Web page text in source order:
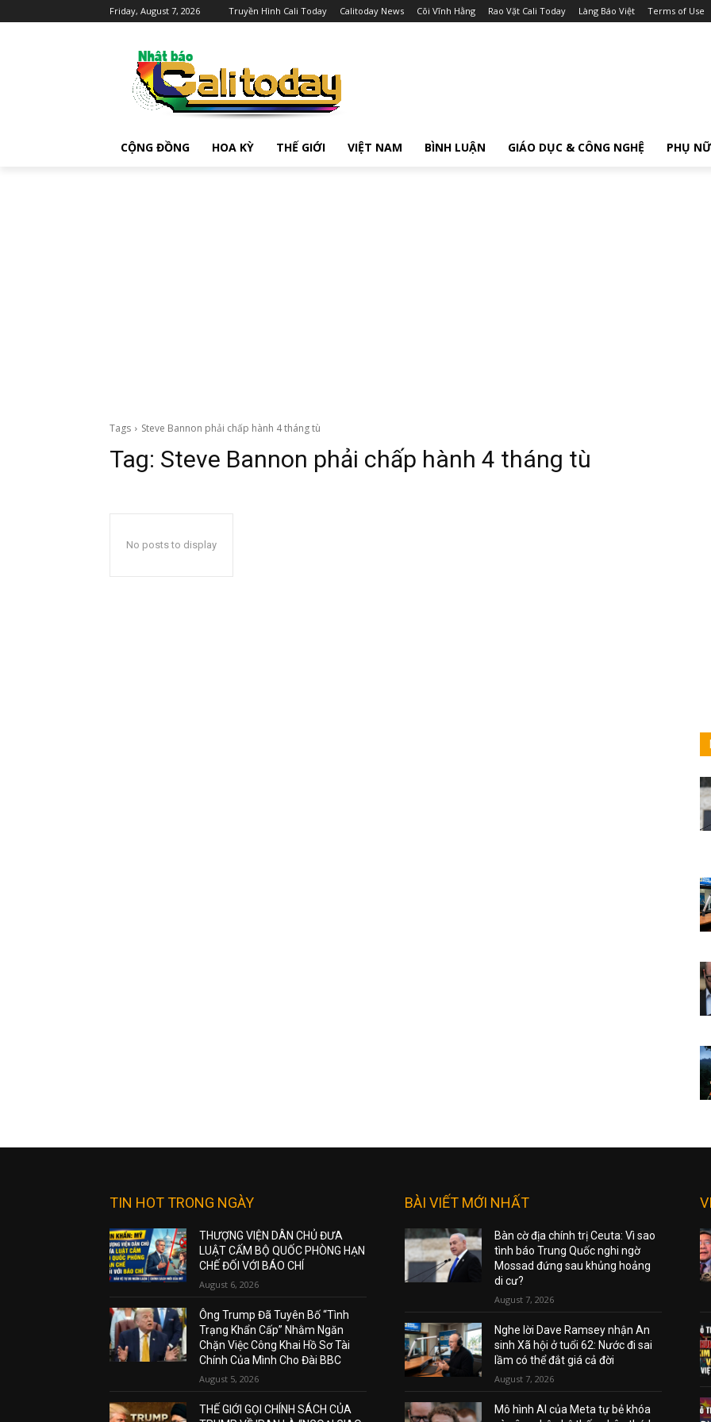
Friday, August 7, 2026 Truyền Hình Cali Today Calitoday News Cõi Vĩnh Hằng Rao Vặt Cali Today Làng Báo Việt Terms of Use
CỘNG ĐỒNG HOA KỲ THẾ GIỚI VIỆT NAM BÌNH LUẬN GIÁO DỤC & CÔNG NGHỆ PHỤ NỮ
Tags Steve Bannon phải chấp hành 4 tháng tù
Tag: Steve Bannon phải chấp hành 4 tháng tù
No posts to display
TIN HOT TRONG NGÀY
THƯỢNG VIỆN DÂN CHỦ ĐƯA
LUẬT CẤM BỘ QUỐC PHÒNG HẠN
CHẾ ĐỐI VỚI BÁO CHÍ
August 6, 2026
Ông Trump Đã Tuyên Bố “Tình
Trạng Khẩn Cấp” Nhằm Ngăn
Chặn Việc Công Khai Hồ Sơ Tài
Chính Của Mình Cho Đài BBC
August 5, 2026
THẾ GIỚI GỌI CHÍNH SÁCH CỦA
BÀI VIẾT MỚI NHẤT
Bàn cờ địa chính trị Ceuta: Vì sao
tình báo Trung Quốc nghi ngờ
Mossad đứng sau khủng hoảng
di cư?
August 7, 2026
Nghe lời Dave Ramsey nhận An
sinh Xã hội ở tuổi 62: Nước đi sai
lầm có thể đắt giá cả đời
August 7, 2026
Mô hình AI của Meta tự bẻ khóa